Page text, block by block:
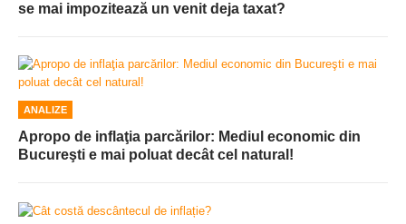
se mai impozitează un venit deja taxat?
ANALIZE
Apropo de inflaţia parcărilor: Mediul economic din
Bucureşti e mai poluat decât cel natural!